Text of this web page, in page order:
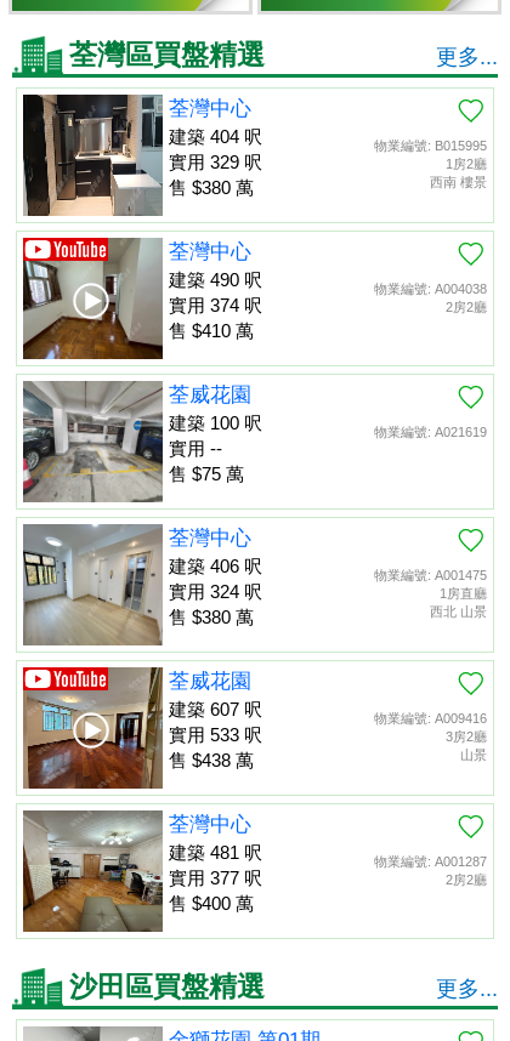
荃灣區買盤精選 更多...
物業編號: B015995
1房2廳
西南 樓景
荃灣中心
建築 404 呎
實用 329 呎
售 $380 萬
物業編號: A004038
2房2廳
荃灣中心
建築 490 呎
實用 374 呎
售 $410 萬
物業編號: A021619
荃威花園
建築 100 呎
實用 --
售 $75 萬
物業編號: A001475
1房直廳
西北 山景
荃灣中心
建築 406 呎
實用 324 呎
售 $380 萬
物業編號: A009416
3房2廳
山景
荃威花園
建築 607 呎
實用 533 呎
售 $438 萬
物業編號: A001287
2房2廳
荃灣中心
建築 481 呎
實用 377 呎
售 $400 萬
沙田區買盤精選 更多...